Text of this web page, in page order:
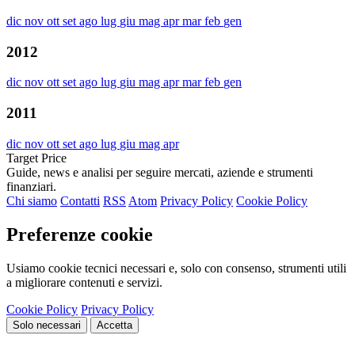
dic nov ott set ago lug giu mag aprmarfeb gen
2012
dic nov ott set ago lug giu mag aprmarfeb gen
2011
dic nov ott set ago lug giu mag apr
Target Price
Guide, news e analisi per seguire mercati, aziende e strumenti
finanziari.
Chi siamo Contatti RSS Atom Privacy Policy Cookie Policy
Preferenze cookie
Usiamo cookie tecnici necessari e, solo con consenso, strumenti utili
a migliorare contenuti e servizi.
Cookie Policy Privacy Policy
Solo necessari Accetta